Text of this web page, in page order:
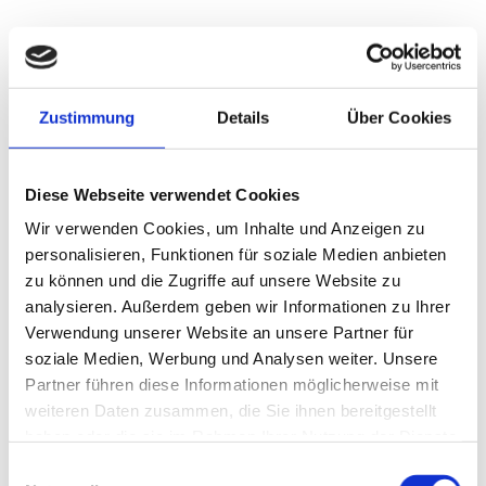
Zustimmung Details Über Cookies
Diese Webseite verwendet Cookies
Wir verwenden Cookies, um Inhalte und Anzeigen zu
personalisieren, Funktionen für soziale Medien anbieten
zu können und die Zugriffe auf unsere Website zu
analysieren. Außerdem geben wir Informationen zu Ihrer
Verwendung unserer Website an unsere Partner für
soziale Medien, Werbung und Analysen weiter. Unsere
Partner führen diese Informationen möglicherweise mit
weiteren Daten zusammen, die Sie ihnen bereitgestellt
A & T Gar­ten- und Land­schafts­bau GmbH &
Co. KG
Dorfstraße 1
18299 Wardow b. Laage
(03 84 59) 3 68 06
(03 84 59) 3 68 07
info@aut-galabau.de
Ge­schäfts­füh­rer: Willi Ha­bel-War­da
Steu­er-Nr.: 086/150/00052